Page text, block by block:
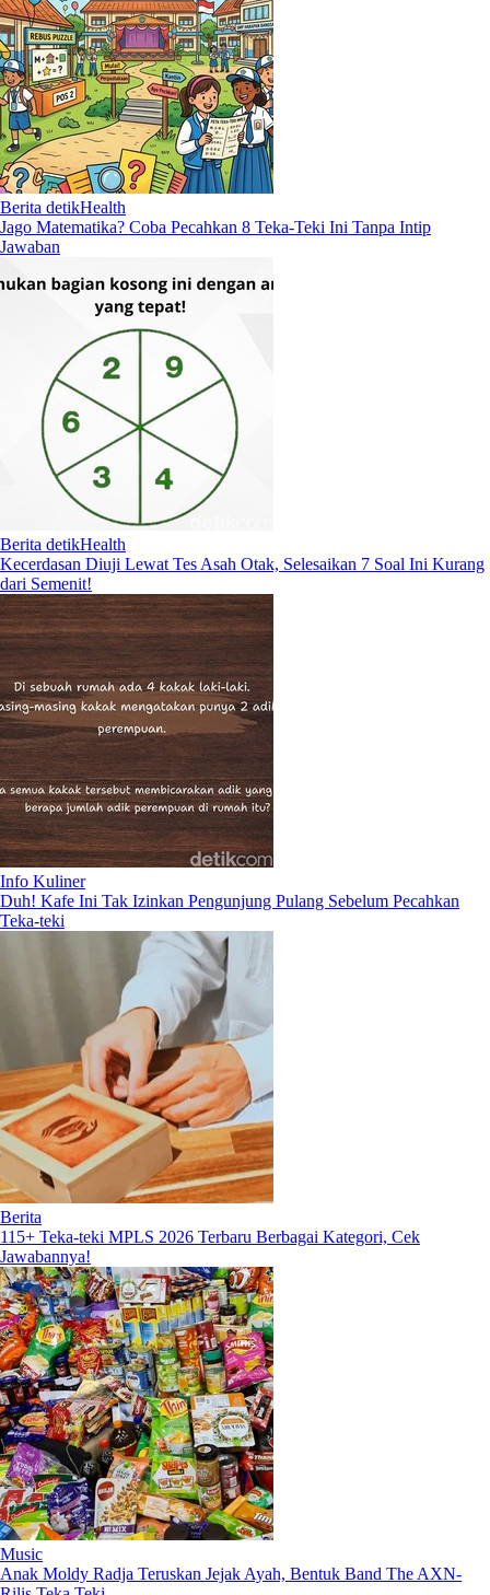
Berita detikHealth
Jago Matematika? Coba Pecahkan 8 Teka-Teki Ini Tanpa Intip
Jawaban
Berita detikHealth
Kecerdasan Diuji Lewat Tes Asah Otak, Selesaikan 7 Soal Ini Kurang
dari Semenit!
Info Kuliner
Duh! Kafe Ini Tak Izinkan Pengunjung Pulang Sebelum Pecahkan
Teka-teki
Berita
115+ Teka-teki MPLS 2026 Terbaru Berbagai Kategori, Cek
Jawabannya!
Music
Anak Moldy Radja Teruskan Jejak Ayah, Bentuk Band The AXN-